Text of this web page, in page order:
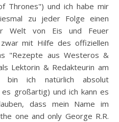
Thrones") und ich habe mir
zu jeder Folge einen
Welt von Eis und Feuer
mit Hilfe des offiziellen
"Rezepte aus Westeros &
Lektorin & Redakteurin am
bin ich natürlich absolut
großartig) und ich kann es
dass mein Name im
one and only George R.R.